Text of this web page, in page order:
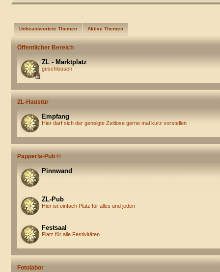
Unbeantwortete Themen Aktive Themen
Öffentlicher Bereich
ZL - Marktplatz
geschlossen
ZL-Haustür
Empfang
Hier darf sich der geneigte Zeitlose gerne mal kurz vorstellen
Papperla-Pub ©
Pinnwand
ZL-Pub
Hier ist einfach Platz für alles und jeden
Festsaal
Platz für alle Festivitäten.
Fotolabor